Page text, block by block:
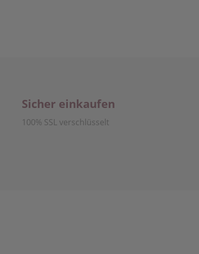
Sicher einkaufen
100% SSL verschlüsselt